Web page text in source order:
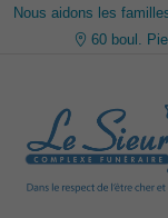
Nous aidons les
60 boul.